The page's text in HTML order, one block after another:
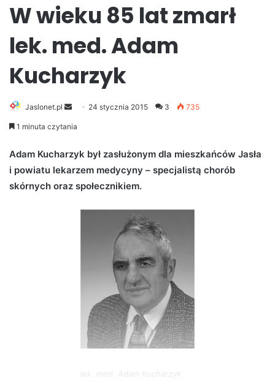
W wieku 85 lat zmarł
lek. med. Adam
Kucharzyk
Jaslonet.pl
e
d
a
24 stycznia 2015 3 735
1 minuta czytania
Adam Kucharzyk był zasłużonym dla mieszkańców Jasła
i powiatu lekarzem medycyny – specjalistą chorób
skórnych oraz społecznikiem.
lek. med. Adam Kucharzyk